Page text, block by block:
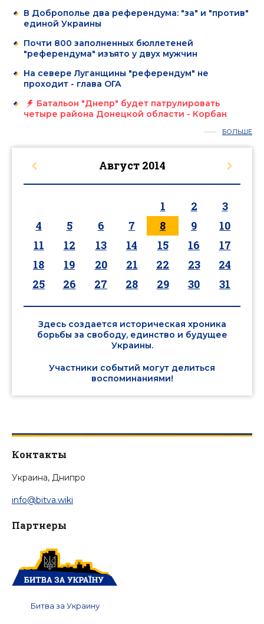
В Доброполье два референдума: "за" и "против"
единой Украины
Почти 800 заполненных бюллетеней
"референдума" изъято у двух мужчин
На севере Луганщины "референдум" не
проходит - глава ОГА
Батальон "Днепр" будет патрулировать
четыре района Донецкой области - Корбан
БОЛЬШЕ
Август 2014
1 2
3
4
5 6 7 8 9
10
11
12 13 14 15 16
17
18
19 20 21 22 23
24
25
26 27 28 29 30 31
Здесь создается историческая хроника
борьбы за свободу, единство и будущее
Украины.
Участники событий могут делиться
воспоминаниями!
Контакты
Украина, Днипро
info@bitva.wiki
Партнеры
Битва за Украину